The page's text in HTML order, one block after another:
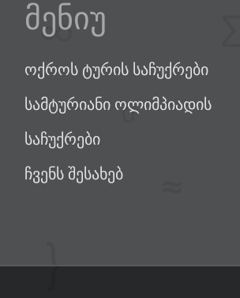
მენიუ
ოქროს ტურის საჩუქრები
სამტურიანი ოლიმპიადის
საჩუქრები
ჩვენს შესახებ